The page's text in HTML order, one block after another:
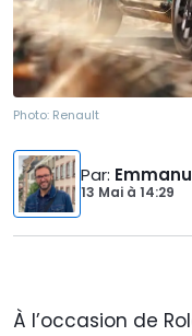
Photo: Renault
Par:
13 Mai à 14:29
À l’occasion de